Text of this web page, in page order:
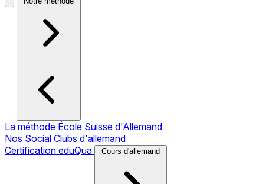
La méthode École Suisse d'Allemand
Nos Social Clubs d'allemand
Certification eduQua
Cours d'allemand